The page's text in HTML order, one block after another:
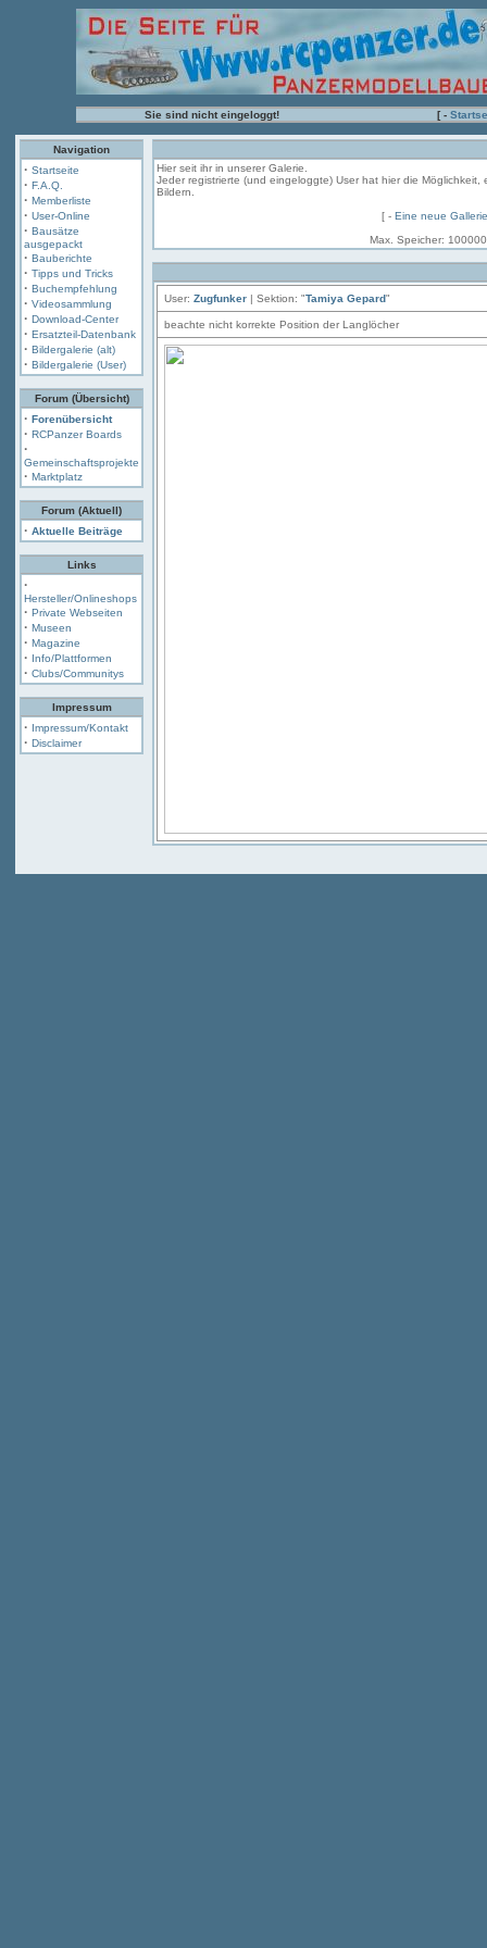
Sie sind nicht eingeloggt! [ -
Navigation
· Startseite
· F.A.Q.
· Memberliste
· User-Online
· Bausätze
ausgepackt
· Bauberichte
· Tipps und Tricks
· Buchempfehlung
· Videosammlung
· Download-Center
· Ersatzteil-Datenbank
· Bildergalerie (alt)
· Bildergalerie (User)
Forum (Übersicht)
· Forenübersicht
· RCPanzer Boards
·
Gemeinschaftsprojekte
· Marktplatz
Forum (Aktuell)
· Aktuelle Beiträge
Links
·
Hersteller/Onlineshops
· Private Webseiten
· Museen
· Magazine
· Info/Plattformen
· Clubs/Communitys
Impressum
· Impressum/Kontakt
· Disclaimer
Hier seit ihr in unserer Galerie.
Jeder registrierte (und eingeloggte) User hat hier die
Bildern.
[ - Eine neue
Max. Speicher:
User: Zugfunker | Sektion: "Tamiya Gepard"
beachte nicht korrekte Position der Langlöcher